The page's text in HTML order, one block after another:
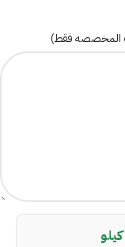
المخصصه فقط)
كيلو